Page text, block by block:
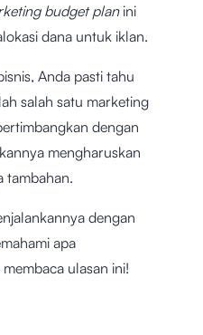
budget plan ini
dana untuk iklan.
Anda pasti tahu
salah satu marketing
dengan
mengharuskan
tambahan.
dengan
apa
ulasan ini!